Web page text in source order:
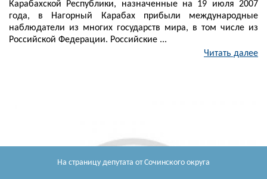
На страницу депутата от Сочинского округа
Карабахской Республики, назначенные на 19 июля 2007
года, в Нагорный Карабах прибыли международные
наблюдатели из многих государств мира, в том числе из
Российской Федерации. Российские ...
Читать далее